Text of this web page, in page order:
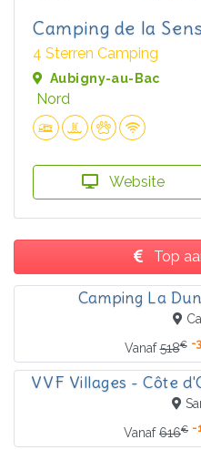
Camping de la
4 Sterren Camping
Aubigny-au-Bac
Nord
Website
Top
Camping La
Vanaf518€ -
VVF Villages - Côte
Vanaf616€ -